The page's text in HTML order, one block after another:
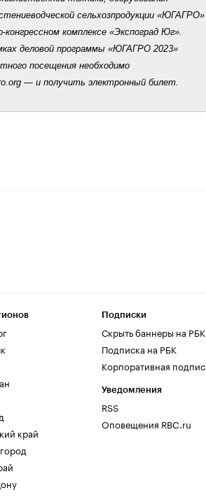
сельхозпродукции «ЮГАГРО»
комплексе «Экспоград Юг».
деловой программы «ЮГАГРО 2023»
посещения необходимо
— и получить электронный билет.
край
Подписки
Скрыть баннеры на РБК
Подписка на РБК
Корпоративная
Уведомления
RSS
Оповещения RBC.ru